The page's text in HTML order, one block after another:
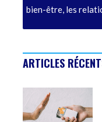
bien-être, les
ARTICLES